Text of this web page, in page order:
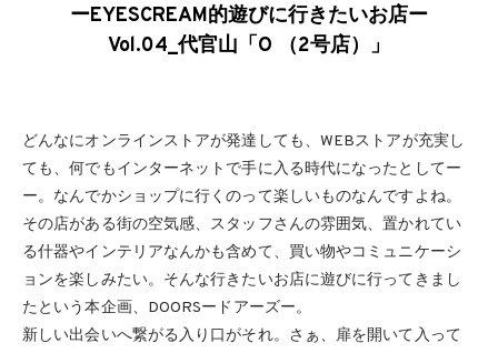
ーEYESCREAM的遊びに行きたいお店ー
Vol.04_代官山「O （2号店）」
どんなにオンラインストアが発達しても、WEBストアが充実し
ても、何でもインターネットで手に入る時代になったとしてー
ー。なんでかショップに行くのって楽しいものなんですよね。
その店がある街の空気感、スタッフさんの雰囲気、置かれてい
る什器やインテリアなんかも含めて、買い物やコミュニケーシ
ョンを楽しみたい。そんな行きたいお店に遊びに行ってきまし
たという本企画、DOORSードアーズー。
新しい出会いへ繋がる入り口がそれ。さぁ、扉を開いて入って